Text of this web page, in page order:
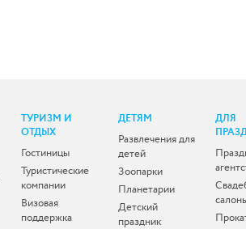
ТУРИЗМ И
ОТДЫХ
Гостиницы
Туристические
компании
Визовая
поддержка
ДЕТЯМ
Развлечения для
детей
Зоопарки
Планетарии
Детский
праздник
ДЛЯ